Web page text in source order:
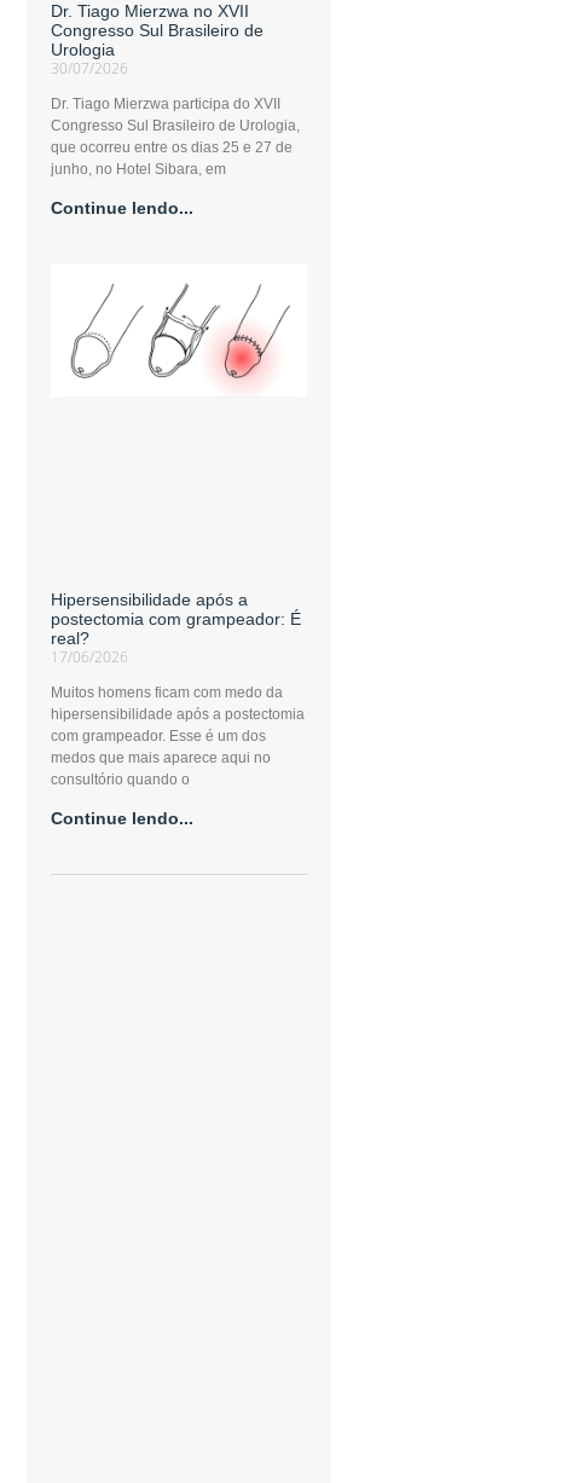
Dr. Tiago Mierzwa no XVII
Congresso Sul Brasileiro de
Urologia
30/07/2026
Dr. Tiago Mierzwa participa do XVII
Congresso Sul Brasileiro de Urologia,
que ocorreu entre os dias 25 e 27 de
junho, no Hotel Sibara, em
Continue lendo...
Hipersensibilidade após a
postectomia com grampeador: É
real?
17/06/2026
Muitos homens ficam com medo da
hipersensibilidade após a postectomia
com grampeador. Esse é um dos
medos que mais aparece aqui no
consultório quando o
Continue lendo...